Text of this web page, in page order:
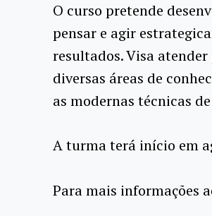
O curso pretende
pensar e agir
resultados. Visa
diversas áreas de
as modernas técnicas
A turma terá início em
Para mais informações